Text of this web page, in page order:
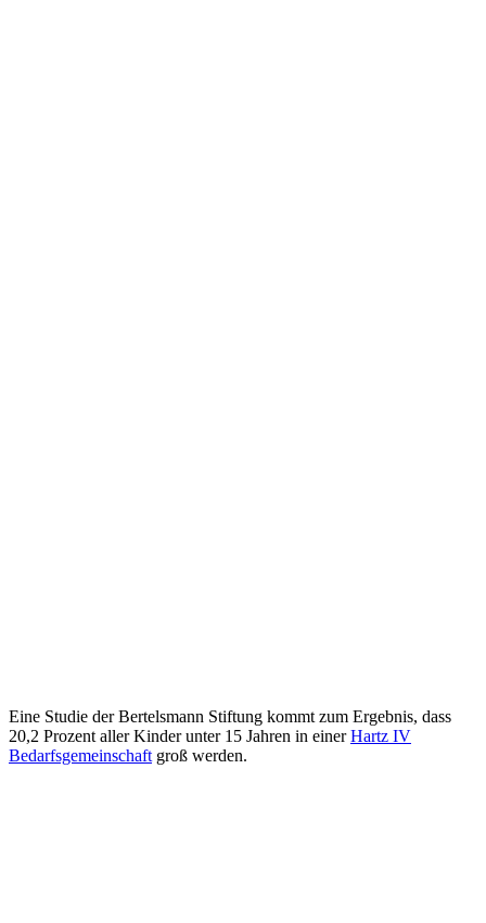
Eine Studie der Bertelsmann Stiftung kommt zum Ergebnis, dass
20,2 Prozent aller Kinder unter 15 Jahren in einerHartz IV
Bedarfsgemeinschaft groß werden.